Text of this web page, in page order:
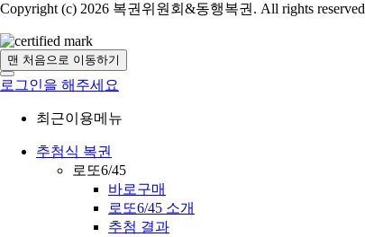
Copyright (c) 2026 복권위원회&동행복권. All rights reserved
맨 처음으로 이동하기
로그인을 해주세요
최근이용메뉴
추첨식 복권
로또6/45
바로구매
로또6/45 소개
추첨 결과